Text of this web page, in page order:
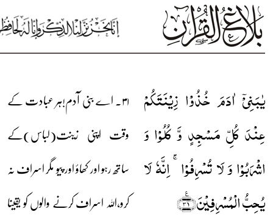
یٰبَنِیۡۤ اٰدَمَ خُذُوۡا زِیۡنَتَکُمۡ
عِنۡدَ کُلِّ مَسۡجِدٍ وَّ کُلُوۡا وَ
اشۡرَبُوۡا وَ لَا تُسۡرِفُوۡا ۚ اِنَّہٗ لَا
یُحِبُّ الۡمُسۡرِفِیۡنَ﴿٪۳۱﴾
۳۱۔ اے بنی آدم!ہر عبادت کے
وقت اپنی زینت(لباس)کے
ساتھ رہو اور کھاؤ اور پیو مگر اسراف نہ
کرو،اللہ اسراف کرنے والوں کو یقینا